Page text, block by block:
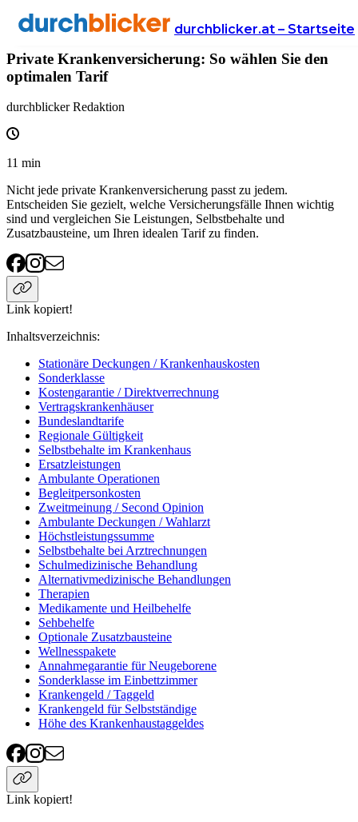
durchblicker.at – Startseite
Wissen Versicherung krankenversicherung
Private Krankenversicherung: So wählen Sie den
optimalen Tarif
durchblicker Redaktion
11 min
Nicht jede private Krankenversicherung passt zu jedem.
Entscheiden Sie gezielt, welche Versicherungsfälle Ihnen wichtig
sind und vergleichen Sie Leistungen, Selbstbehalte und
Zusatzbausteine, um Ihren idealen Tarif zu finden.
Link kopiert!
Inhaltsverzeichnis:
Stationäre Deckungen / Krankenhauskosten
Sonderklasse
Kostengarantie / Direktverrechnung
Vertragskrankenhäuser
Bundeslandtarife
Regionale Gültigkeit
Selbstbehalte im Krankenhaus
Ersatzleistungen
Ambulante Operationen
Begleitpersonkosten
Zweitmeinung / Second Opinion
Ambulante Deckungen / Wahlarzt
Höchstleistungssumme
Selbstbehalte bei Arztrechnungen
Schulmedizinische Behandlung
Alternativmedizinische Behandlungen
Therapien
Medikamente und Heilbehelfe
Sehbehelfe
Optionale Zusatzbausteine
Wellnesspakete
Annahmegarantie für Neugeborene
Sonderklasse im Einbettzimmer
Krankengeld / Taggeld
Krankengeld für Selbstständige
Höhe des Krankenhaustaggeldes
Link kopiert!